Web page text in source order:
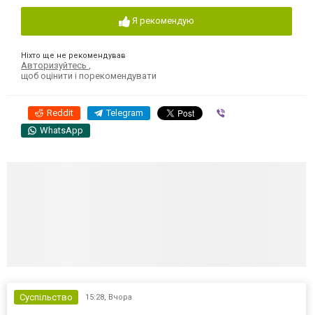
Я рекомендую
Ніхто ще не рекомендував
Авторизуйтесь ,
щоб оцінити і порекомендувати
Reddit Telegram
WhatsApp
Суспільство 15:28, Вчора